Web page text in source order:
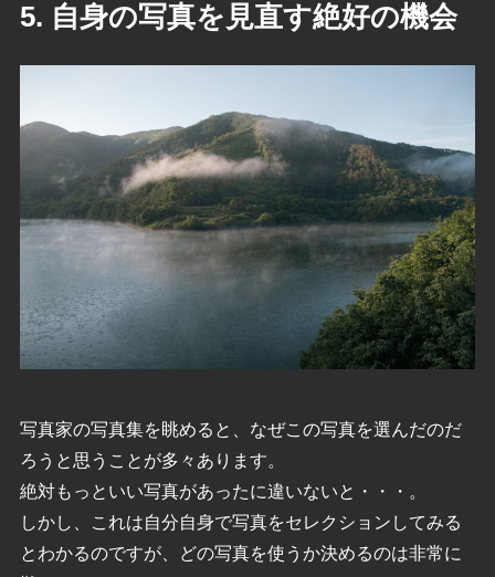
5. 自身の写真を見直す絶好の機会
写真家の写真集を眺めると、なぜこの写真を選んだのだ
ろうと思うことが多々あります。
絶対もっといい写真があったに違いないと・・・。
しかし、これは自分自身で写真をセレクションしてみる
とわかるのですが、どの写真を使うか決めるのは非常に